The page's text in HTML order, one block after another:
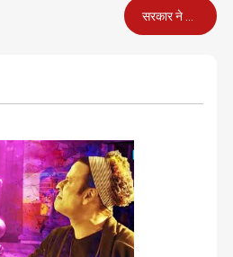
सरकार ने महाराष्ट्र के व्यापारियों को दिया दीपावली का तोहफा